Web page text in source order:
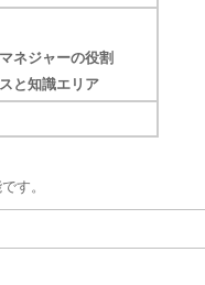
ネジャーの役割
と知識エリア
す。